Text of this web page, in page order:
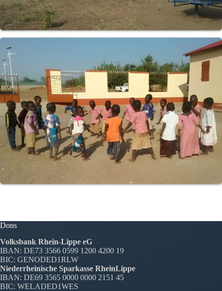
Dons
Volksbank Rhein-Lippe eG
IBAN: DE73 3566 0599 1200 4200 19
BIC: GENODED1RLW
Niederrheinische Sparkasse RheinLippe
IBAN: DE69 3565 0000 0000 2151 45
BIC: WELADED1WES